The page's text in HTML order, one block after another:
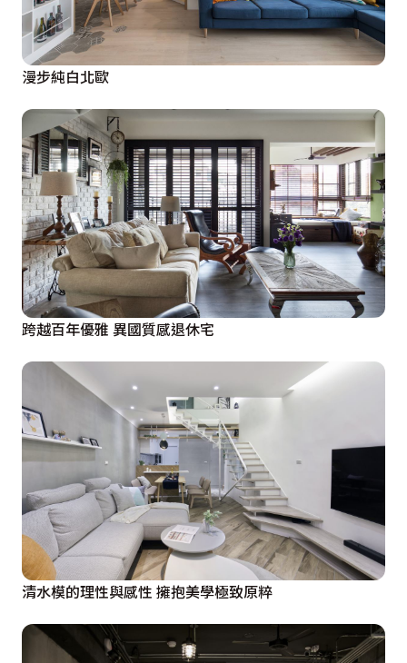
漫步純白北歐
跨越百年優雅 異國質感退休宅
清水模的理性與感性 擁抱美學極致原粹